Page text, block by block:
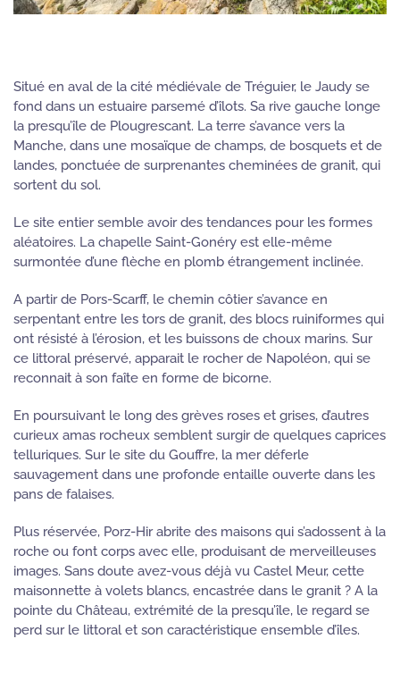
Situé en aval de la cité médiévale de Tréguier, le Jaudy se
fond dans un estuaire parsemé d’îlots. Sa rive gauche longe
la presqu’île de Plougrescant. La terre s’avance vers la
Manche, dans une mosaïque de champs, de bosquets et de
landes, ponctuée de surprenantes cheminées de granit, qui
sortent du sol.
Le site entier semble avoir des tendances pour les formes
aléatoires. La chapelle Saint-Gonéry est elle-même
surmontée d’une flèche en plomb étrangement inclinée.
A partir de Pors-Scarff, le chemin côtier s’avance en
serpentant entre les tors de granit, des blocs ruiniformes qui
ont résisté à l’érosion, et les buissons de choux marins. Sur
ce littoral préservé, apparait le rocher de Napoléon, qui se
reconnait à son faîte en forme de bicorne.
En poursuivant le long des grèves roses et grises, d’autres
curieux amas rocheux semblent surgir de quelques caprices
telluriques. Sur le site du Gouffre, la mer déferle
sauvagement dans une profonde entaille ouverte dans les
pans de falaises.
Plus réservée, Porz-Hir abrite des maisons qui s’adossent à la
roche ou font corps avec elle, produisant de merveilleuses
images. Sans doute avez-vous déjà vu Castel Meur, cette
maisonnette à volets blancs, encastrée dans le granit ? A la
pointe du Château, extrémité de la presqu’île, le regard se
perd sur le littoral et son caractéristique ensemble d’îles.